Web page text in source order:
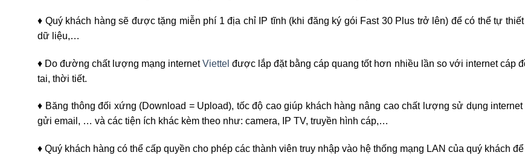
♦ Quý khách hàng sẽ được tặng miễn phí 1 địa chỉ IP tĩnh (khi đăng ký gói Fast 30 Plus trở lên) để có thể tự
dữ liệu,…
♦ Do đường chất lượng mạng internetViettel được lắp đặt bằng cáp quang tốt hơn nhiều lần so với internet cáp
tai, thời tiết.
♦ Băng thông đối xứng (Download = Upload), tốc độ cao giúp khách hàng nâng cao chất lượng sử dụng
gửi email, … và các tiện ích khác kèm theo như: camera, IP TV, truyền hình cáp,…
♦ Quý khách hàng có thể cấp quyền cho phép các thành viên truy nhập vào hệ thống mạng LAN của quý khách